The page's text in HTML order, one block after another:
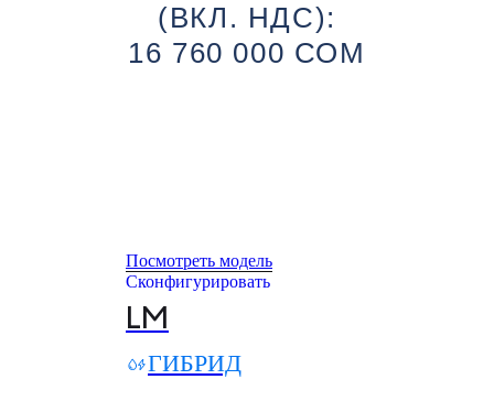
(ВКЛ. НДС):
16 760 000 СОМ
Посмотреть модель
Сконфигурировать
LM
ГИБРИД